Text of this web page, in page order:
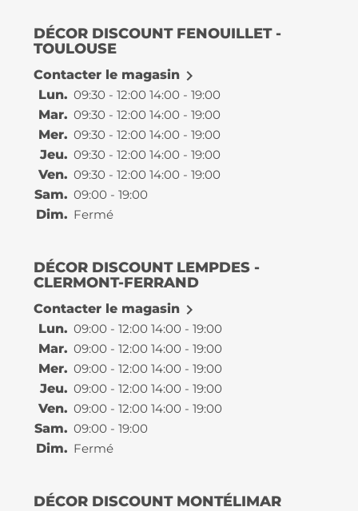
DÉCOR DISCOUNT FENOUILLET -
TOULOUSE
Contacter le magasin 
Lun. 09:30 - 12:00 14:00 - 19:00
Mar. 09:30 - 12:00 14:00 - 19:00
Mer. 09:30 - 12:00 14:00 - 19:00
Jeu. 09:30 - 12:00 14:00 - 19:00
Ven. 09:30 - 12:00 14:00 - 19:00
Sam. 09:00 - 19:00
Dim. Fermé
DÉCOR DISCOUNT LEMPDES -
CLERMONT-FERRAND
Contacter le magasin 
Lun. 09:00 - 12:00 14:00 - 19:00
Mar. 09:00 - 12:00 14:00 - 19:00
Mer. 09:00 - 12:00 14:00 - 19:00
Jeu. 09:00 - 12:00 14:00 - 19:00
Ven. 09:00 - 12:00 14:00 - 19:00
Sam. 09:00 - 19:00
Dim. Fermé
DÉCOR DISCOUNT MONTÉLIMAR